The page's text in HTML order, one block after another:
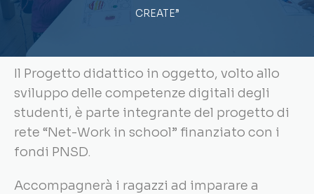
CREATE”
Il Progetto didattico in oggetto, volto allo
sviluppo delle competenze digitali degli
studenti, è parte integrante del progetto di
rete “Net-Work in school” finanziato con i
fondi PNSD.
Accompagnerà i ragazzi ad imparare a